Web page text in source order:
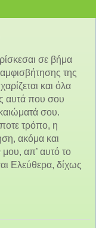
σε βήμα
της
και όλα
αυτά που σου
σου.
τρόπο, η
ακόμα και
απ’ αυτό το
Ελεύθερα, δίχως